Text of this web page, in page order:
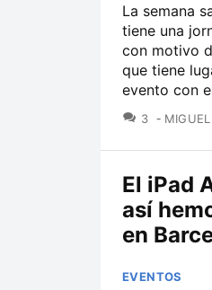
La semana
tiene una
con motivo
que tiene
evento con
3
El iPad
así
en
EVENTOS